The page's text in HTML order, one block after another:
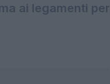
ai legamenti per